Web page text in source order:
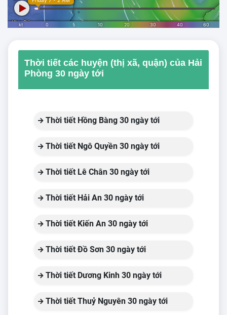
Thời tiết các huyện (thị xã, quận) của Hải
Phòng 30 ngày tới
Thời tiết Hồng Bàng 30 ngày tới
Thời tiết Ngô Quyền 30 ngày tới
Thời tiết Lê Chân 30 ngày tới
Thời tiết Hải An 30 ngày tới
Thời tiết Kiến An 30 ngày tới
Thời tiết Đồ Sơn 30 ngày tới
Thời tiết Dương Kinh 30 ngày tới
Thời tiết Thuỷ Nguyên 30 ngày tới